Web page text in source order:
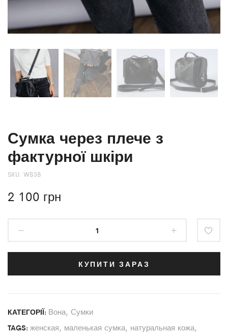
Сумка через плече з
фактурної шкіри
SKU: WB3B
2 100 грн
КУПИТИ ЗАРАЗ
КАТЕГОРІЇ: Вона, Сумки
TAGS: женская, маленькая сумка, натуральная кожа,